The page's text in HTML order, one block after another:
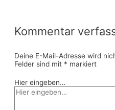
Kommentar
Deine E-Mail-Adresse wird
Felder sind mit * markiert
Hier eingeben…